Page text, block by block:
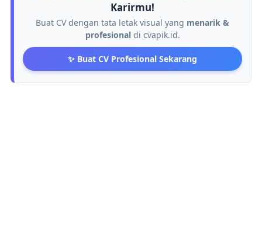
Karirmu!
Buat CV dengan tata letak visual yang menarik &
profesionaldi cvapik.id.
✨ Buat CV Profesional Sekarang